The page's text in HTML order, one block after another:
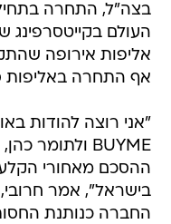
בצה"ל, התחרה
העולם בקייטסרפינג
אליפות אירופה
אף התחרה באליפות
"אני רוצה להודות
ההסכם מאחורי
בישראל", אמר
החברה כנותנת